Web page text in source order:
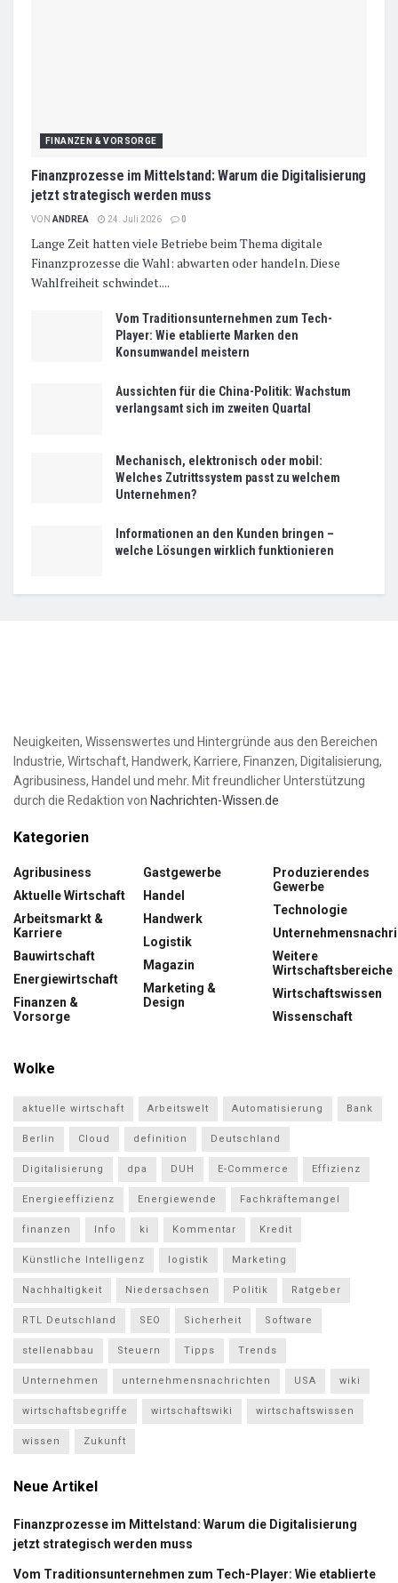
FINANZEN & VORSORGE
Finanzprozesse im Mittelstand: Warum die Digitalisierung
jetzt strategisch werden muss
VON ANDREA 24. Juli 2026 0
Lange Zeit hatten viele Betriebe beim Thema digitale
Finanzprozesse die Wahl: abwarten oder handeln. Diese
Wahlfreiheit schwindet....
Vom Traditionsunternehmen zum Tech-
Player: Wie etablierte Marken den
Konsumwandel meistern
Aussichten für die China-Politik: Wachstum
verlangsamt sich im zweiten Quartal
Mechanisch, elektronisch oder mobil:
Welches Zutrittssystem passt zu welchem
Unternehmen?
Informationen an den Kunden bringen –
welche Lösungen wirklich funktionieren
Neuigkeiten, Wissenswertes und Hintergründe aus den Bereichen
Industrie, Wirtschaft, Handwerk, Karriere, Finanzen, Digitalisierung,
Agribusiness, Handel und mehr. Mit freundlicher Unterstützung
durch die Redaktion von Nachrichten-Wissen.de
Kategorien
Agribusiness
Aktuelle Wirtschaft
Arbeitsmarkt &
Karriere
Bauwirtschaft
Energiewirtschaft
Finanzen &
Vorsorge
Gastgewerbe
Handel
Handwerk
Logistik
Magazin
Marketing &
Design
Produzierendes
Gewerbe
Technologie
Weitere
Wirtschaftsbereiche
Wirtschaftswissen
Wissenschaft
Wolke
aktuelle wirtschaft Arbeitswelt Automatisierung Bank
Berlin Cloud definition Deutschland
Digitalisierung dpa DUH E-Commerce Effizienz
Energieeffizienz Energiewende Fachkräftemangel
finanzen Info ki Kommentar Kredit
Künstliche Intelligenz logistik Marketing
Nachhaltigkeit Niedersachsen Politik Ratgeber
RTL Deutschland SEO Sicherheit Software
stellenabbau Steuern Tipps Trends
Unternehmen unternehmensnachrichten USA wiki
wirtschaftsbegriffe wirtschaftswiki wirtschaftswissen
wissen Zukunft
Neue Artikel
Finanzprozesse im Mittelstand: Warum die Digitalisierung
jetzt strategisch werden muss
Vom Traditionsunternehmen zum Tech-Player: Wie etablierte